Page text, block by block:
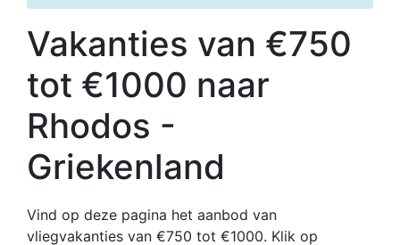
Vakanties van €750
tot €1000 naar
Rhodos -
Griekenland
Vind op deze pagina het aanbod van
vliegvakanties van €750 tot €1000. Klik op